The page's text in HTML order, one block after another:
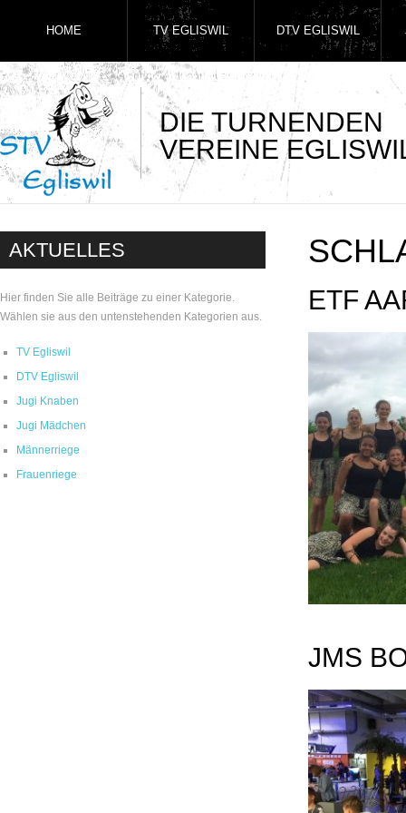
DIE TURNENDEN
VEREINE
HOME TV EGLISWIL DTV EGLISWIL
AKTUELLES
Hier finden Sie alle Beiträge zu einer Kategorie.
Wählen sie aus den untenstehenden Kategorien aus.
TV Egliswil
DTV Egliswil
Jugi Knaben
Jugi Mädchen
Männerriege
Frauenriege
ETF
JMS